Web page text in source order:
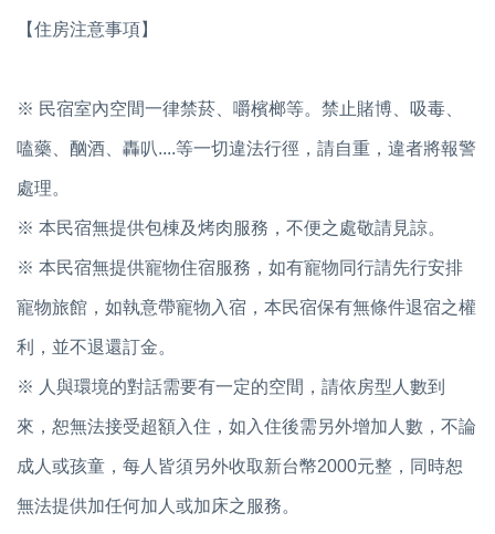
【住房注意事項】
※ 民宿室內空間一律禁菸、嚼檳榔等。禁止賭博、吸毒、
嗑藥、酗酒、轟叭....等一切違法行徑，請自重，違者將報警
處理。
※ 本民宿無提供包棟及烤肉服務，不便之處敬請見諒。
※ 本民宿無提供寵物住宿服務，如有寵物同行請先行安排
寵物旅館，如執意帶寵物入宿，本民宿保有無條件退宿之權
利，並不退還訂金。
※ 人與環境的對話需要有一定的空間，請依房型人數到
來，恕無法接受超額入住，如入住後需另外增加人數，不論
成人或孩童，每人皆須另外收取新台幣2000元整，同時恕
無法提供加任何加人或加床之服務。